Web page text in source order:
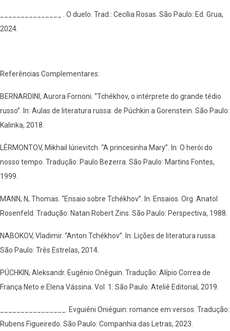
_______________ . O duelo. Trad.: Cecília Rosas. São Paulo: Ed. Grua,
2024.
Referências Complementares:
BERNARDINI, Aurora Fornoni. “Tchékhov, o intérprete do grande tédio
russo”. In: Aulas de literatura russa: de Púchkin a Gorenstein. São Paulo:
Kalinka, 2018.
LÉRMONTOV, Mikhail Iúrievitch. “A princesinha Mary”. In: O herói do
nosso tempo. Tradução: Paulo Bezerra. São Paulo: Martins Fontes,
1999.
MANN, N, Thomas. “Ensaio sobre Tchékhov”. In: Ensaios. Org. Anatol
Rosenfeld. Tradução: Natan Robert Zins. São Paulo: Perspectiva, 1988.
NABOKOV, Vladimir. “Anton Tchékhov”. In: Lições de literatura russa.
São Paulo: Três Estrelas, 2014.
PÚCHKIN, Aleksandr. Eugênio Onêguin. Tradução: Alípio Correa de
França Neto e Elena Vássina. Vol. 1. São Paulo: Ateliê Editorial, 2019.
________________. Evguiêni Oniéguin: romance em versos. Tradução:
Rubens Figueiredo. São Paulo: Companhia das Letras, 2023.